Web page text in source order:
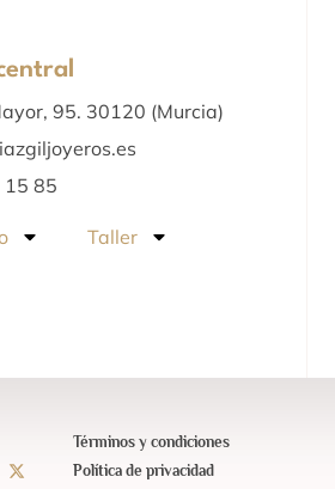
95. 30120 (Murcia)
85
Taller
Términos y condiciones
Política de privacidad